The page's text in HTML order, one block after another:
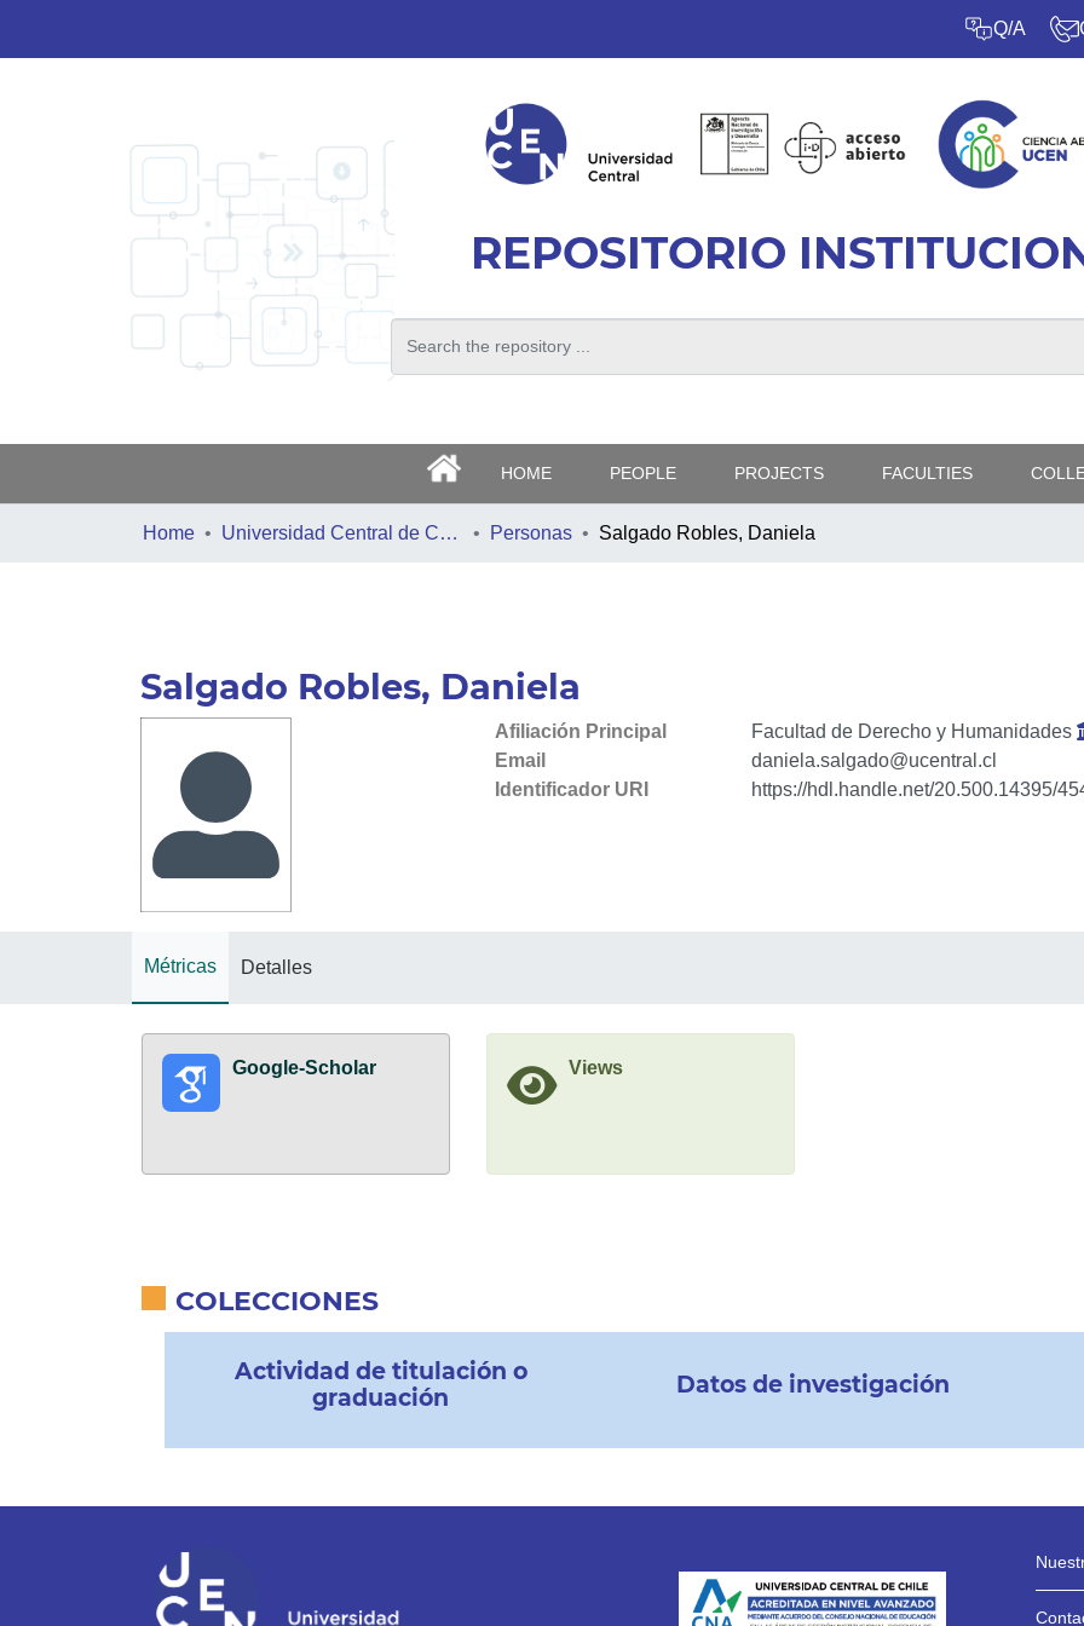
Q/A
REPOSITORIO
HOME PEOPLE PROJECTS FACULTIES
Home Universidad Central de Chile Personas Salgado Robles, Daniela
Salgado Robles, Daniela
Afiliación Principal
Facultad de Derecho y Humanidades
Email
daniela.salgado@ucentral.cl
Identificador URI
https://hdl.handle.net/20.500.14395/
Métricas Detalles
Google-Scholar Views
COLECCIONES
Actividad de titulación o
graduación
Datos de investigación